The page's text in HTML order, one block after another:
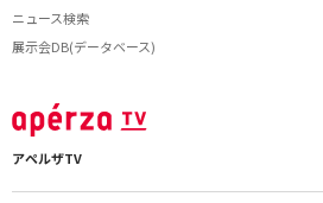
ニュース検索
展示会DB(データベース)
アペルザTV